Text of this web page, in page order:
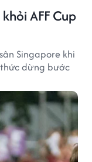
AFF Cup
Singapore khi
dừng bước